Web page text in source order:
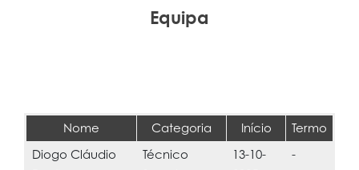
Equipa
Nome Categoria Início
Termo
Diogo Cláudio
Técnico
13-10-
-